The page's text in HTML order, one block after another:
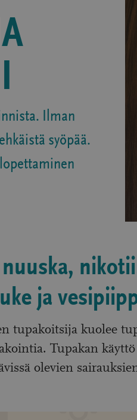
Ilman
syöpää.
nuuska,
ja
tupakoitsija kuolee
Tupakan
olevien